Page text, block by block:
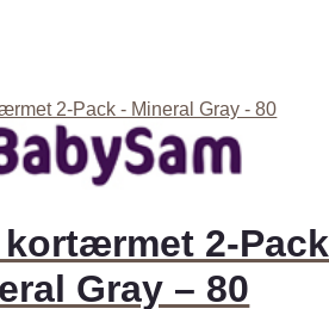
2-Pack
Gray – 80